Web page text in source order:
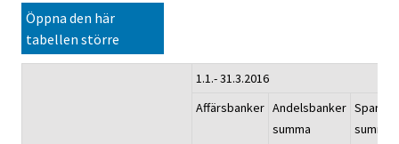
Öppna den här
tabellen större
1.1.- 31.3.2016
Affärsbanker Andelsbanker
summa
summa